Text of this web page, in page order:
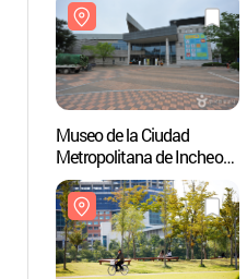
Museo de la Ciudad
Metropolitana de Incheon
(인천광역시립박물관)